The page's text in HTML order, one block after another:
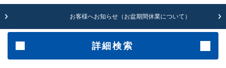
お客様へお知らせ（お盆期間休業について）
詳細検索
その他・雑品(1065)傷が極めて少ない極上品